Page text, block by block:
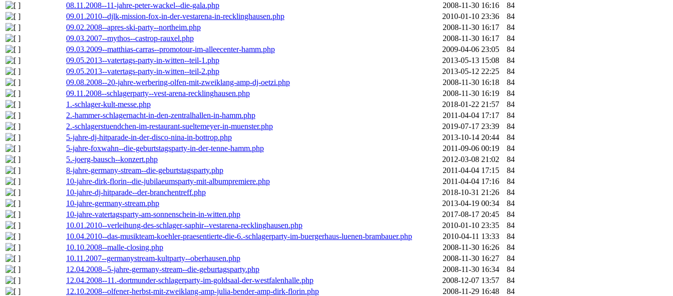
08.11.2008--11-jahre-peter-wackel--die-gala.php
2008-11-30 16:16
84
09.01.2010--djlk-mission-fox-in-der-vestarena-in-recklinghausen.php
2010-01-10 23:36
84
09.02.2008--apres-ski-party--northeim.php
2008-11-30 16:17
84
09.03.2007--mythos--castrop-rauxel.php
2008-11-30 16:17
84
09.03.2009--matthias-carras--promotour-im-alleecenter-hamm.php
2009-04-06 23:05
84
09.05.2013--vatertags-party-in-witten--teil-1.php
2013-05-13 15:08
84
09.05.2013--vatertags-party-in-witten--teil-2.php
2013-05-12 22:25
84
09.08.2008--20-jahre-werbering-olfen-mit-zweiklang-amp-dj-oetzi.php
2008-11-30 16:18
84
09.11.2008--schlagerparty--vest-arena-recklinghausen.php
2008-11-30 16:19
84
1.-schlager-kult-messe.php
2018-01-22 21:57
84
2.-hammer-schlagernacht-in-den-zentralhallen-in-hamm.php
2011-04-04 17:17
84
2.-schlagerstuendchen-im-restaurant-sueltemeyer-in-muenster.php
2019-07-17 23:39
84
5-jahre-dj-hitparade-in-der-disco-nina-in-bottrop.php
2013-10-14 20:44
84
5-jahre-foxwahn--die-geburtstagsparty-in-der-tenne-hamm.php
2011-09-06 00:19
84
5.-joerg-bausch--konzert.php
2012-03-08 21:02
84
8-jahre-germany-stream--die-geburtstagsparty.php
2011-04-04 17:15
84
10-jahre-dirk-florin--die-jubilaeumsparty-mit-albumpremiere.php
2011-04-04 17:16
84
10-jahre-dj-hitparade--der-branchentreff.php
2018-10-31 21:26
84
10-jahre-germany-stream.php
2013-04-19 00:34
84
10-jahre-vatertagsparty-am-sonnenschein-in-witten.php
2017-08-17 20:45
84
10.01.2010--verleihung-des-schlager-saphir--vestarena-recklinghausen.php
2010-01-10 23:35
84
10.04.2010--das-musikteam-koehler-praesentierte-die-6.-schlagerparty-im-buergerhaus-luenen-brambauer.php
2010-04-11 13:33
84
10.10.2008--malle-closing.php
2008-11-30 16:26
84
10.11.2007--germanystream-kultparty--oberhausen.php
2008-11-30 16:27
84
12.04.2008--5-jahre-germany-stream--die-geburtagsparty.php
2008-11-30 16:34
84
12.04.2008--11.-dortmunder-schlagerparty-im-goldsaal-der-westfalenhalle.php
2008-12-07 13:57
84
12.10.2008--olfener-herbst-mit-zweiklang-amp-julia-bender-amp-dirk-florin.php
2008-11-29 16:48
84